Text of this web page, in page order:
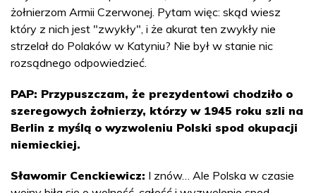
żołnierzom Armii Czerwonej. Pytam więc: skąd wiesz
który z nich jest "zwykły", i że akurat ten zwykły nie
strzelał do Polaków w Katyniu? Nie był w stanie nic
rozsądnego odpowiedzieć.
PAP: Przypuszczam, że prezydentowi chodziło o
szeregowych żołnierzy, którzy w 1945 roku szli na
Berlin z myślą o wyzwoleniu Polski spod okupacji
niemieckiej.
Sławomir Cenckiewicz: I znów… Ale Polska w czasie